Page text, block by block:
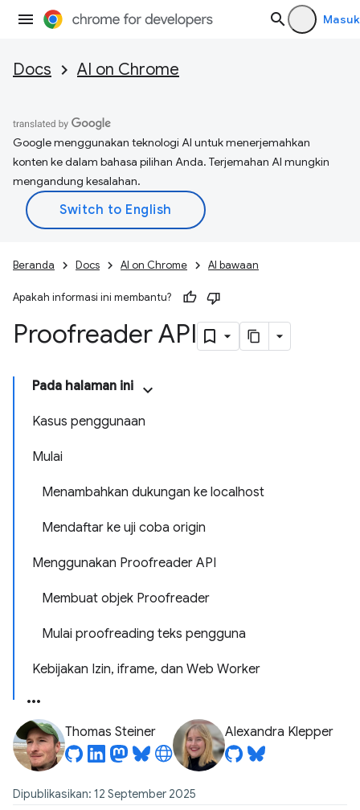
Masuk
Docs AI on Chrome
Google menggunakan teknologi AI untuk menerjemahkan
konten ke dalam bahasa pilihan Anda. Terjemahan AI mungkin
mengandung kesalahan.
Beranda Docs AI on Chrome AI bawaan
Apakah informasi ini membantu?
Proofreader API
Pada halaman ini
Kasus penggunaan
Mulai
Menambahkan dukungan ke localhost
Mendaftar ke uji coba origin
Menggunakan Proofreader API
Membuat objek Proofreader
Mulai proofreading teks pengguna
Kebijakan Izin, iframe, dan Web Worker
Thomas Steiner Alexandra Klepper
Dipublikasikan: 12 September 2025